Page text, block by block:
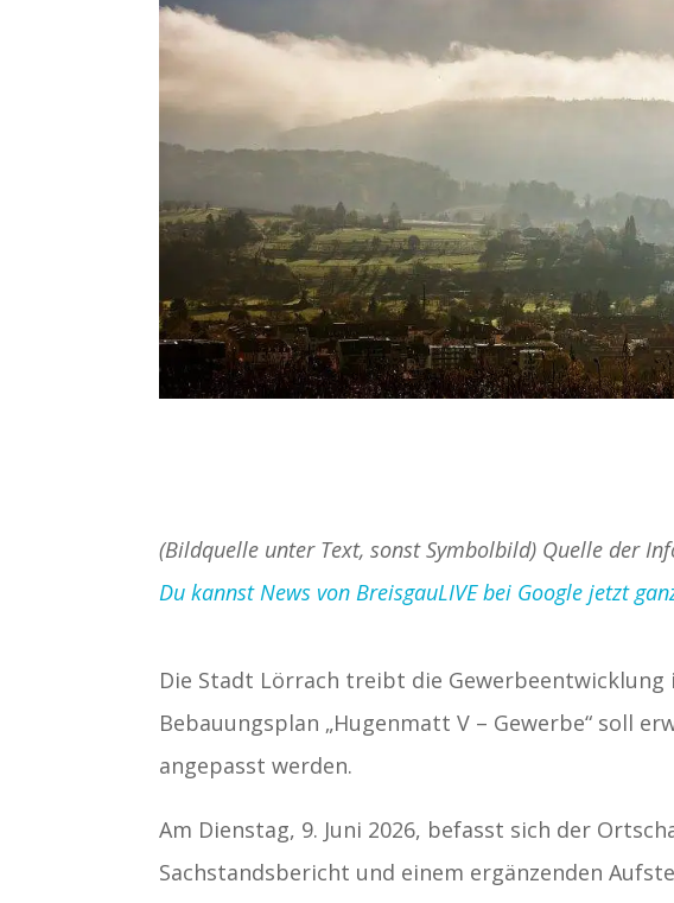
(Bildquelle unter Text, sonst Symbolbild) Quelle der
Du kannst News von BreisgauLIVE bei Google jetzt
Die Stadt Lörrach treibt die
Bebauungsplan „Hugenmatt V – Gewerbe“ soll
angepasst werden.
Am Dienstag, 9. Juni 2026, befasst sich der
Sachstandsbericht und einem ergänzenden